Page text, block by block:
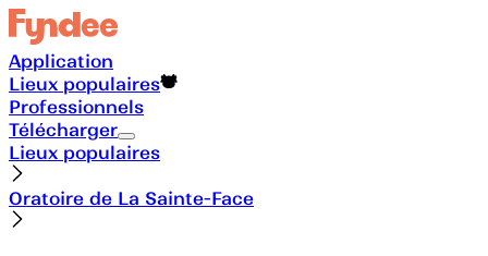
Application
Lieux populaires
Professionnels
Télécharger
Lieux populaires
Oratoire de La Sainte-Face